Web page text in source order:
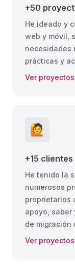
+50
He ideado y
web y móvil,
necesidades
prácticas y
Ver proyectos
🙋
+15 clientes
He tenido la
numerosos
proprietarios
apoyo, saber
de migración
Ver